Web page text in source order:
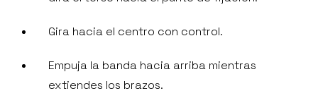
Gira hacia el centro con control.
Empuja la banda hacia arriba mientras
extiendes los brazos.